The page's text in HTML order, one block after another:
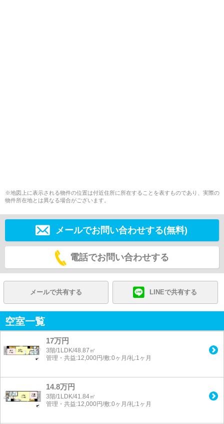
※地図上に表示される物件の位置は付近住所に所在することを表すものであり、実際の
物件所在地とは異なる場合がございます。
メールでお問い合わせする(無料)
電話でお問い合わせする
メールで共有する LINEで共有する
空室一覧
17万円
3階/1LDK/48.87㎡
管理・共益:12,000円/敷:0ヶ月/礼:1ヶ月
14.8万円
3階/1LDK/41.84㎡
管理・共益:12,000円/敷:0ヶ月/礼:1ヶ月